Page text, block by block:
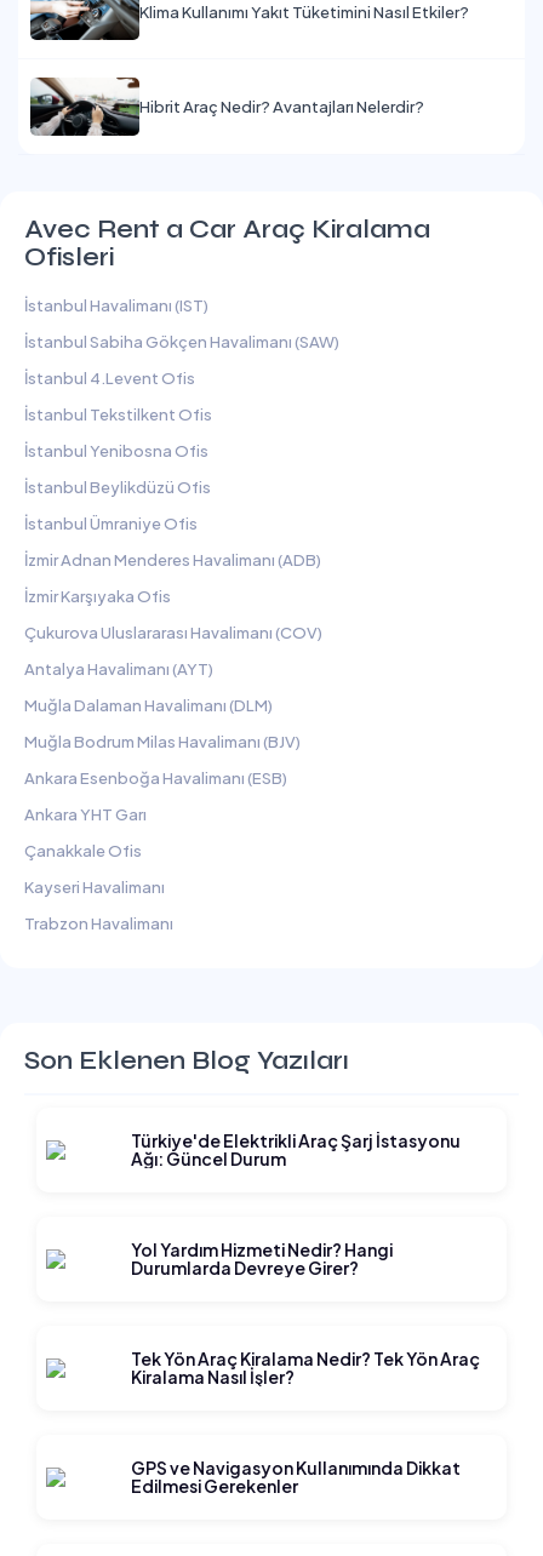
Klima Kullanımı Yakıt Tüketimini Nasıl Etkiler?
Hibrit Araç Nedir? Avantajları Nelerdir?
Avec Rent a Car Araç Kiralama
Ofisleri
İstanbul Havalimanı (IST)
İstanbul Sabiha Gökçen Havalimanı (SAW)
İstanbul 4.Levent Ofis
İstanbul Tekstilkent Ofis
İstanbul Yenibosna Ofis
İstanbul Beylikdüzü Ofis
İstanbul Ümraniye Ofis
İzmir Adnan Menderes Havalimanı (ADB)
İzmir Karşıyaka Ofis
Çukurova Uluslararası Havalimanı (COV)
Antalya Havalimanı (AYT)
Muğla Dalaman Havalimanı (DLM)
Muğla Bodrum Milas Havalimanı (BJV)
Ankara Esenboğa Havalimanı (ESB)
Ankara YHT Garı
Çanakkale Ofis
Kayseri Havalimanı
Trabzon Havalimanı
Son Eklenen Blog Yazıları
Türkiye'de Elektrikli Araç Şarj İstasyonu
Ağı: Güncel Durum
Yol Yardım Hizmeti Nedir? Hangi
Durumlarda Devreye Girer?
Tek Yön Araç Kiralama Nedir? Tek Yön Araç
Kiralama Nasıl İşler?
GPS ve Navigasyon Kullanımında Dikkat
Edilmesi Gerekenler